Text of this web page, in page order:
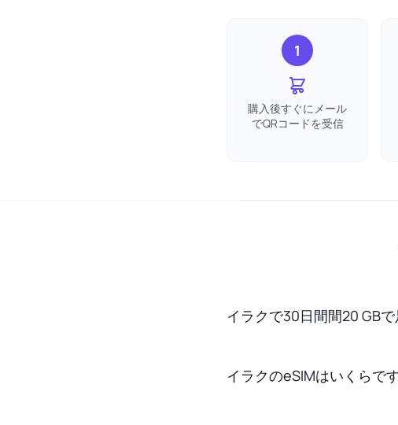
1
購入後すぐにメール
でQRコードを受信
イラクで30日間間20 GB
イラクのeSIMはいくらで